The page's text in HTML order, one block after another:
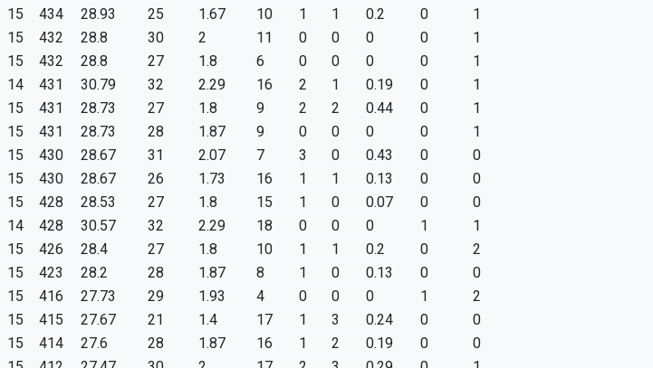
15 434 28.93 25 1.67 10 1 1 0.2 0
1
15 432 28.8 30 2 11 0 0 0 0
1
15 432 28.8 27 1.8 6 0 0 0 0
1
14 431 30.79 32 2.29 16 2 1 0.19 0
1
15 431 28.73 27 1.8 9 2 2 0.44 0
1
15 431 28.73 28 1.87 9 0 0 0 0
1
15 430 28.67 31 2.07 7 3 0 0.43 0
0
15 430 28.67 26 1.73 16 1 1 0.13 0
0
15 428 28.53 27 1.8 15 1 0 0.07 0
0
14 428 30.57 32 2.29 18 0 0 0 1
1
15 426 28.4 27 1.8 10 1 1 0.2 0
2
15 423 28.2 28 1.87 8 1 0 0.13 0
0
15 416 27.73 29 1.93 4 0 0 0 1
2
15 415 27.67 21 1.4 17 1 3 0.24 0
0
15 414 27.6 28 1.87 16 1 2 0.19 0
0